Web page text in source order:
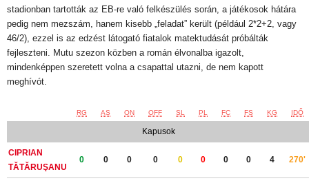
stadionban tartották az EB-re való felkészülés során, a játékosok hátára
pedig nem mezszám, hanem kisebb „feladat” került (például 2*2+2, vagy
46/2), ezzel is az edzést látogató fiatalok matektudását próbálták
fejleszteni. Mutu szezon közben a román élvonalba igazolt,
mindenképpen szeretett volna a csapattal utazni, de nem kapott
meghívót.
RG AS ON OFF SL PL FC FS KG IDŐ
Kapusok
CIPRIAN
TĂTĂRUŞANU
0 0 0 0 0 0 0 0 4 270'